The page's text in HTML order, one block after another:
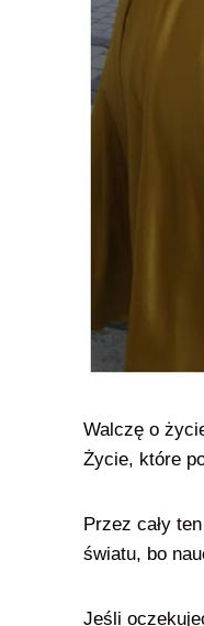
Walczę o
Życie, które
Przez cały
światu, bo
Jeśli